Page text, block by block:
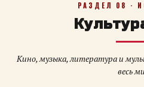
РАЗДЕЛ 08 ·
Кино, музыка, литература и
весь